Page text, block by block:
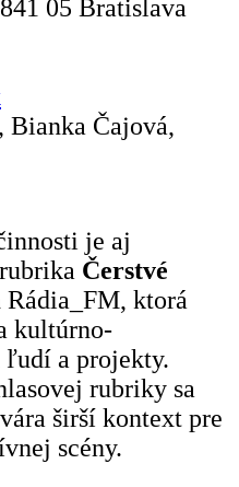
05 Bratislava
Čajová,
je aj
Čerstvé
Rádia_FM, ktorá
kultúrno-
ľudí a projekty.
rubriky sa
širší kontext pre
scény.